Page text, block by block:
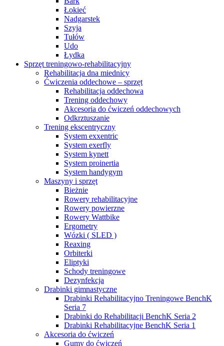
Łokieć
Nadgarstek
Szyja
Tułów
Udo
Łydka
Sprzęt treningowo-rehabilitacyjny
Rehabilitacja dna miednicy
Ćwiczenia oddechowe – sprzęt
Rehabilitacja oddechowa
Trening oddechowy
Akcesoria do ćwiczeń oddechowych
Odkrztuszanie
Trening ekscentryczny
System exxentric
System exerfly
System kynett
System proinertia
System handygym
Maszyny i sprzęt
Bieżnie
Rowery rehabilitacyjne
Rowery powierzne
Rowery Wattbike
Ergometry
Wózki ( SLED )
Reaxing
Orbiterki
Eliptyki
Schody treningowe
Dezynfekcja
Drabinki gimnastyczne
Drabinki Rehabilitacyjno Treningowe BenchK
Seria 7
Drabinki do Rehabilitacji BenchK Seria 2
Drabinki Rehabilitacyjne BenchK Seria 1
Akcesoria do ćwiczeń
Gumy do ćwiczeń